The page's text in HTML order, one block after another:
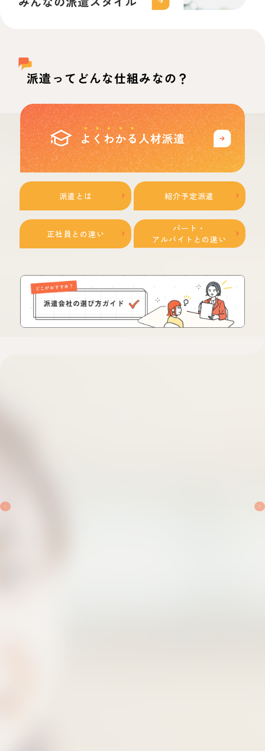
派遣ってどんな仕組みなの？
派遣とは 紹介予定派遣
正社員との違い
パート・
アルバイトとの違い